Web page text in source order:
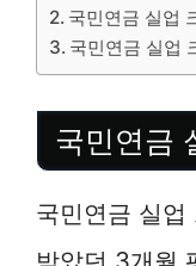
국민연금 실업
국민연금 실업
국민연금
국민연금 실업